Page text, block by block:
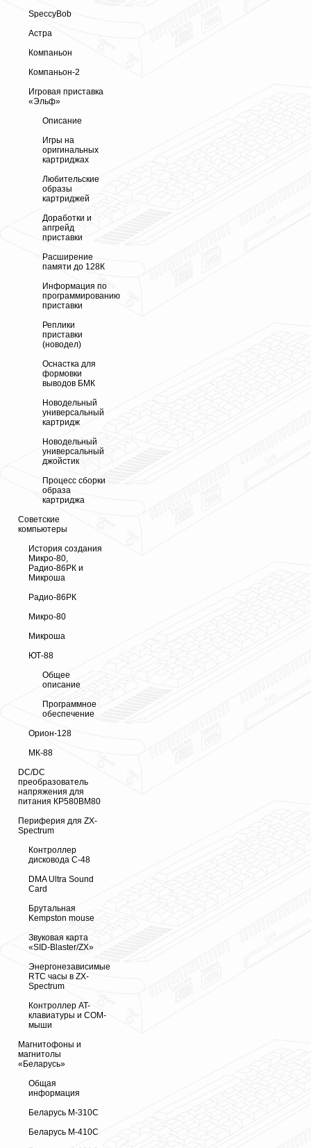
SpeccyBob
Астра
Компаньон
Компаньон-2
Игровая приставка
«Эльф»
Описание
Игры на
оригинальных
картриджах
Любительские
образы
картриджей
Доработки и
апгрейд
приставки
Расширение
памяти до 128К
Информация по
программированию
приставки
Реплики
приставки
(новодел)
Оснастка для
формовки
выводов БМК
Новодельный
универсальный
картридж
Новодельный
универсальный
джойстик
Процесс сборки
образа
картриджа
Советские
компьютеры
История создания
Микро-80,
Радио-86РК и
Микроша
Радио-86РК
Микро-80
Микроша
ЮТ-88
Общее
описание
Программное
обеспечение
Орион-128
МК-88
DC/DC
преобразователь
напряжения для
питания КР580ВМ80
Периферия для ZX-
Spectrum
Контроллер
дисковода С-48
DMA Ultra Sound
Card
Брутальная
Kempston mouse
Звуковая карта
«SID-Blaster/ZX»
Энергонезависимые
RTC часы в ZX-
Spectrum
Контроллер AT-
клавиатуры и COM-
мыши
Магнитофоны и
магнитолы
«Беларусь»
Общая
информация
Беларусь М-310С
Беларусь М-410С